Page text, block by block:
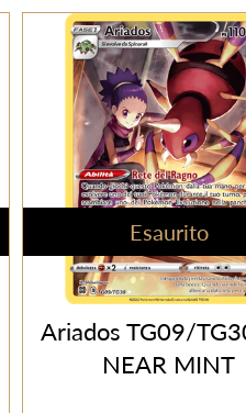
Esaurito
Ariados TG09/
NEAR MINT